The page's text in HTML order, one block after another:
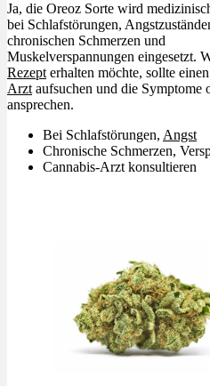
Ja, die Oreoz Sorte wird
bei Schlafstörungen,
chronischen Schmerzen und
Muskelverspannungen eingesetzt.
Rezept erhalten möchte, sollte
Arzt aufsuchen und die Symptome
ansprechen.
Bei Schlafstörungen, Angst
Chronische Schmerzen,
Cannabis-Arzt konsultieren